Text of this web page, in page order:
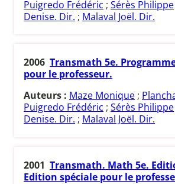
Puigredo Frédéric ; Sérès Philippe
Denise. Dir. ; Malaval Joël. Dir.
2006 Transmath 5e.
pour le professeur.
Auteurs : Maze Monique ;
Puigredo Frédéric ; Sérès Philippe
Denise. Dir. ; Malaval Joël. Dir.
2001 Transmath. Math 5e.
Edition spéciale pour le